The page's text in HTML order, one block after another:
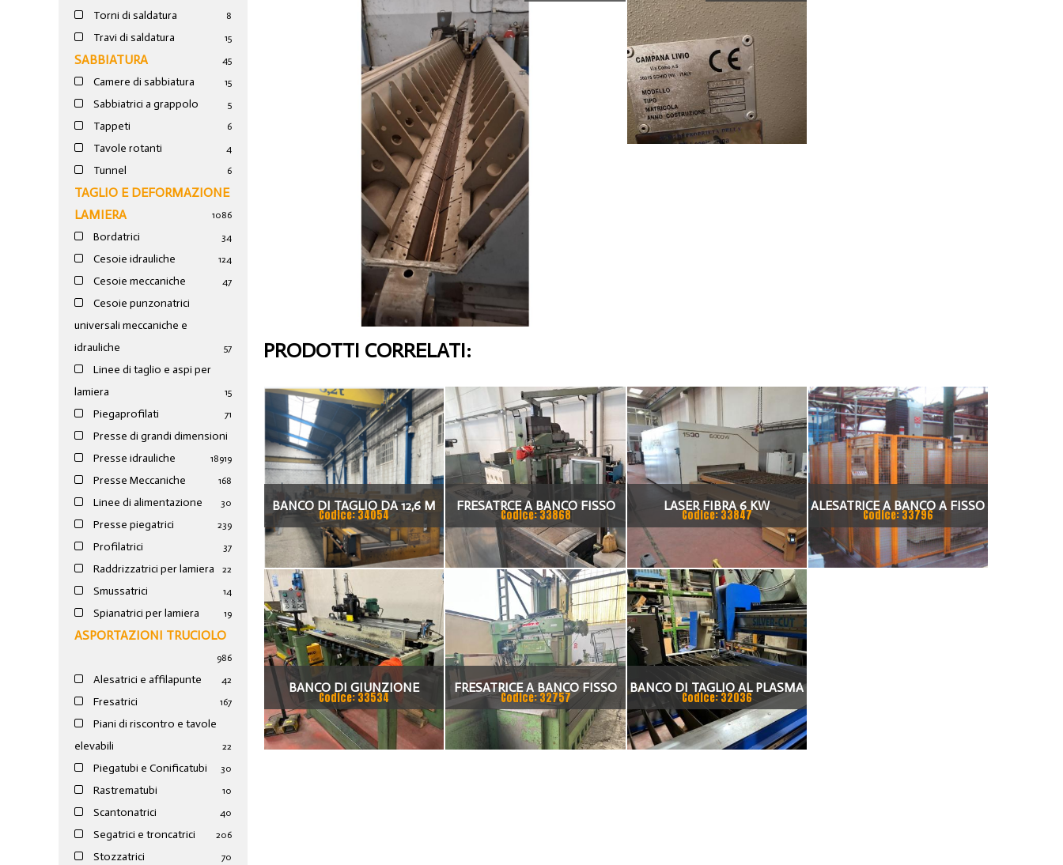
Torni di saldatura 8
Travi di saldatura 15
SABBIATURA 45
Camere di sabbiatura 15
Sabbiatrici a grappolo 5
Tappeti 6
Tavole rotanti 4
Tunnel 6
TAGLIO E DEFORMAZIONE
LAMIERA
1086
Bordatrici 34
Cesoie idrauliche 124
Cesoie meccaniche 47
Cesoie punzonatrici
universali meccaniche e
idrauliche
57
Linee di taglio e aspi per
lamiera
15
Piegaprofilati 71
Presse di grandi dimensioni
19
Presse idrauliche 189
Presse Meccaniche 168
Linee di alimentazione 30
Presse piegatrici 239
Profilatrici 37
Raddrizzatrici per lamiera 22
Smussatrici 14
Spianatrici per lamiera 19
ASPORTAZIONI TRUCIOLO
986
Alesatrici e affilapunte 42
Fresatrici 167
Piani di riscontro e tavole
elevabili
22
Piegatubi e Conificatubi 30
Rastrematubi 10
Scantonatrici 40
Segatrici e troncatrici 206
Stozzatrici 70
PRODOTTI CORRELATI:
BANCO DI TAGLIO DA 12,6 M
CON SCARICO FRONTALE E
LATERALE OSCAM HSEL 50/1
JOLLY –
Codice: 34054
FRESATRCE A BANCO FISSO
NOVAR KBF 1000
Codice: 33868
LASER FIBRA 6 KW
DIMENSIONI BANCO
1500X3000 MARCA OPERA
Codice: 33847
ALESATRICE A BANCO A FISSO
A CNC ECS 2401
Codice: 33796
BANCO DI GIUNZIONE
COMPRESO SALDATRICE
Codice: 33534
FRESATRICE A BANCO FISSO
MECOF 6000MM
Codice: 32757
BANCO DI TAGLIO AL PLASMA
DA 2500X1250 NUOVO "C.A.M."
CON GENERATORE THERMAL
Codice: 32036